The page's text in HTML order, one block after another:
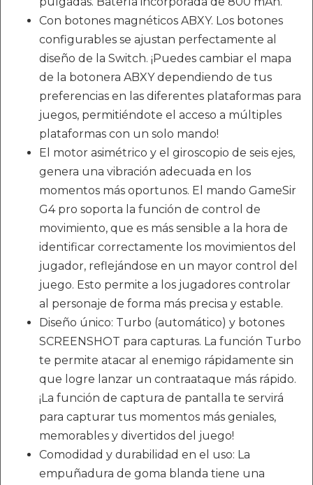
Con botones magnéticos ABXY. Los botones
configurables se ajustan perfectamente al
diseño de la Switch. ¡Puedes cambiar el mapa
de la botonera ABXY dependiendo de tus
preferencias en las diferentes plataformas para
juegos, permitiéndote el acceso a múltiples
plataformas con un solo mando!
El motor asimétrico y el giroscopio de seis ejes,
genera una vibración adecuada en los
momentos más oportunos. El mando GameSir
G4 pro soporta la función de control de
movimiento, que es más sensible a la hora de
identificar correctamente los movimientos del
jugador, reflejándose en un mayor control del
juego. Esto permite a los jugadores controlar
al personaje de forma más precisa y estable.
Diseño único: Turbo (automático) y botones
SCREENSHOT para capturas. La función Turbo
te permite atacar al enemigo rápidamente sin
que logre lanzar un contraataque más rápido.
¡La función de captura de pantalla te servirá
para capturar tus momentos más geniales,
memorables y divertidos del juego!
Comodidad y durabilidad en el uso: La
empuñadura de goma blanda tiene una